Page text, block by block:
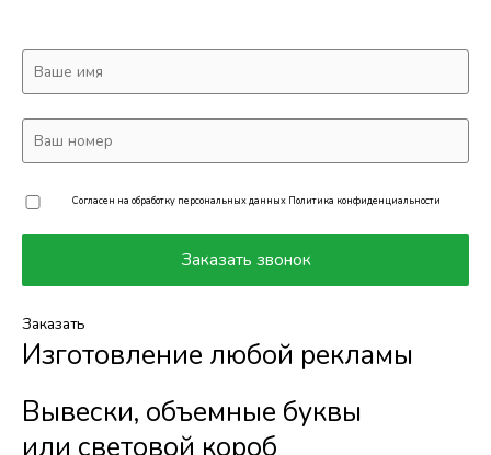
Согласен на обработку персональных данных Политика конфиденциальности
Заказать
Изготовление любой рекламы
Вывески, объемные буквы